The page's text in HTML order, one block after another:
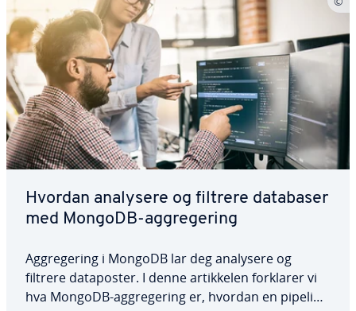
Hvordan analysere og filtrere databaser
med MongoDB-aggregering
Aggregering i MongoDB lar deg analysere og
filtrere dataposter. I denne artikkelen forklarer vi
hva MongoDB-aggregering er, hvordan en pipeline